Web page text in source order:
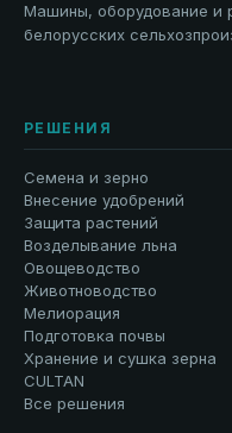
Машины, оборудование и
белорусских
РЕШЕНИЯ
Семена и зерно
Внесение удобрений
Защита растений
Возделывание льна
Овощеводство
Животноводство
Мелиорация
Подготовка почвы
Хранение и сушка зерна
CULTAN
Все решения